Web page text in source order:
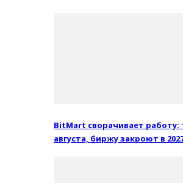
BitMart сворачивает работу:
августа, биржу закроют в